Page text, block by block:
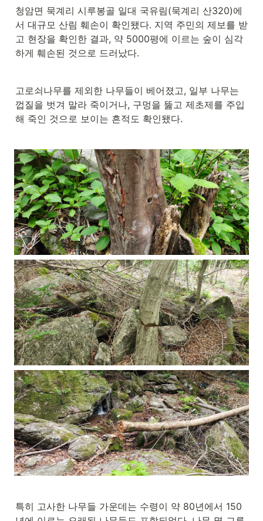
청암면 묵계리 시루봉골 일대 국유림(묵계리 산320)에
서 대규모 산림 훼손이 확인됐다. 지역 주민의 제보를 받
고 현장을 확인한 결과, 약 5000평에 이르는 숲이 심각
하게 훼손된 것으로 드러났다.
고로쇠나무를 제외한 나무들이 베어졌고, 일부 나무는
껍질을 벗겨 말라 죽이거나, 구멍을 뚫고 제초제를 주입
해 죽인 것으로 보이는 흔적도 확인됐다.
특히 고사한 나무들 가운데는 수령이 약 80년에서 150